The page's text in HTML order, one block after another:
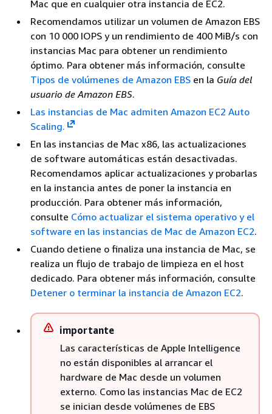
Mac que en cualquier otra instancia de EC2.
Recomendamos utilizar un volumen de Amazon EBS
con 10 000 IOPS y un rendimiento de 400 MiB/s con
instancias Mac para obtener un rendimiento
óptimo. Para obtener más información, consulte
Tipos de volúmenes de Amazon EBS en la Guía del
usuario de Amazon EBS.
Las instancias de Mac admiten Amazon EC2 Auto
Scaling.
En las instancias de Mac x86, las actualizaciones
de software automáticas están desactivadas.
Recomendamos aplicar actualizaciones y probarlas
en la instancia antes de poner la instancia en
producción. Para obtener más información,
consulte Cómo actualizar el sistema operativo y el
software en las instancias de Mac de Amazon EC2.
Cuando detiene o finaliza una instancia de Mac, se
realiza un flujo de trabajo de limpieza en el host
dedicado. Para obtener más información, consulte
Detener o terminar la instancia de Amazon EC2.
importante
Las características de Apple Intelligence
no están disponibles al arrancar el
hardware de Mac desde un volumen
externo. Como las instancias Mac de EC2
se inician desde volúmenes de EBS